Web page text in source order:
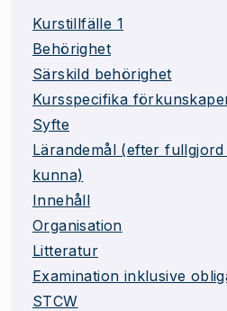
Kurstillfälle 1
Behörighet
Särskild behörighet
Kursspecifika
Syfte
Lärandemål (efter
kunna)
Innehåll
Organisation
Litteratur
Examination inklusive
STCW